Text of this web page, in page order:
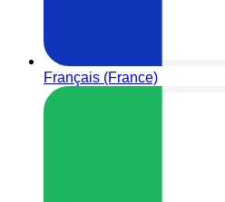
Français (France)